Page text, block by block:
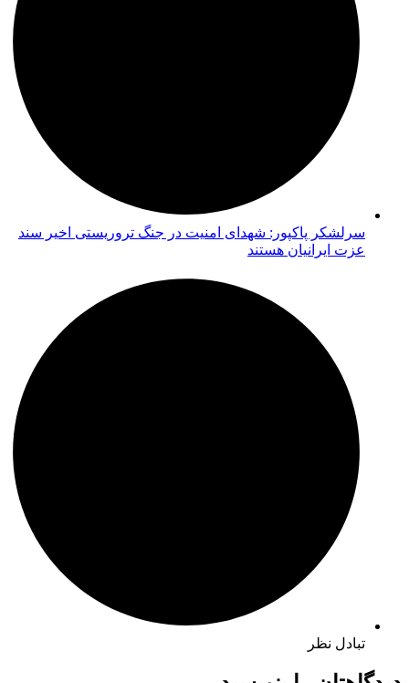
سرلشکر پاکپور: شهدای امنیت در جنگ تروریستی اخیر سند
عزت ایرانیان هستند
تبادل نظر